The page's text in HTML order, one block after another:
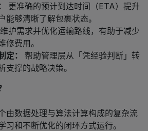
更准确的预计到达时间（ETA）提升
能够清晰了解包裹状态。
护需求并优化运输路线，有助于减少
修费用。
定：
帮助管理层从「凭经验判断」转
支撑的战略决策。
由数据处理与算法计算构成的复杂流
习和不断优化的闭环方式运行。